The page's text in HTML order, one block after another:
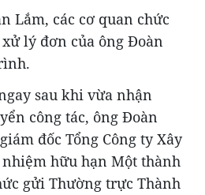
Lắm, các cơ quan chức
lý đơn của ông Đoàn
sau khi vừa nhận
công tác, ông Đoàn
đốc Tổng Công ty Xây
nhiệm hữu hạn Một thành
gửi Thường trực Thành